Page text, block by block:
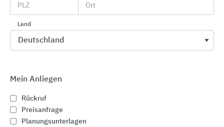
PLZ Ort
Land
Mein Anliegen
Rückruf
Preisanfrage
Planungsunterlagen